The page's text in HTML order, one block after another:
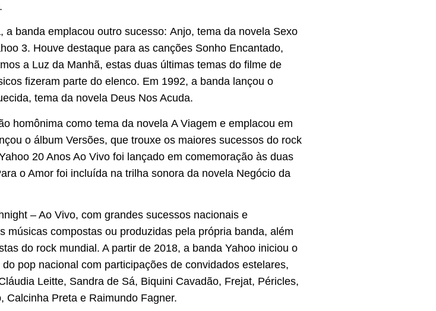
banda emplacou outro sucesso: Anjo, tema da novela Sexo
3. Houve destaque para as canções Sonho Encantado,
a Luz da Manhã, estas duas últimas temas do filme de
fizeram parte do elenco. Em 1992, a banda lançou o
tema da novela Deus Nos Acuda.
homônima como tema da novela A Viagem e emplacou em
o álbum Versões, que trouxe os maiores sucessos do rock
20 Anos Ao Vivo foi lançado em comemoração às duas
o Amor foi incluída na trilha sonora da novela Negócio da
– Ao Vivo, com grandes sucessos nacionais e
músicas compostas ou produzidas pela própria banda, além
do rock mundial. A partir de 2018, a banda Yahoo iniciou o
pop nacional com participações de convidados estelares,
Leitte, Sandra de Sá, Biquini Cavadão, Frejat, Péricles,
Calcinha Preta e Raimundo Fagner.